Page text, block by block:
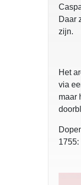
Daar
zijn.
Het
via
maar
1755: